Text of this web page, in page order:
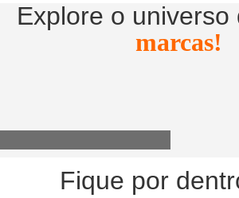
Explore o universo
marcas!
Fique por